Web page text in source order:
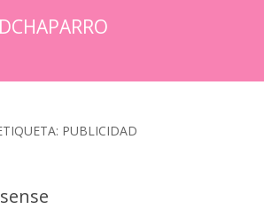
DCHAPARRO
PUBLICIDAD